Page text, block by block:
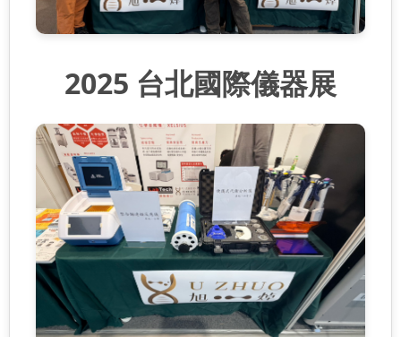
2025 台北國際儀器展